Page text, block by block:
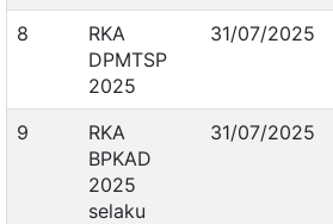
8
RKA
DPMTSP
2025
31/07/2025
9
RKA
BPKAD
2025
selaku
31/07/2025